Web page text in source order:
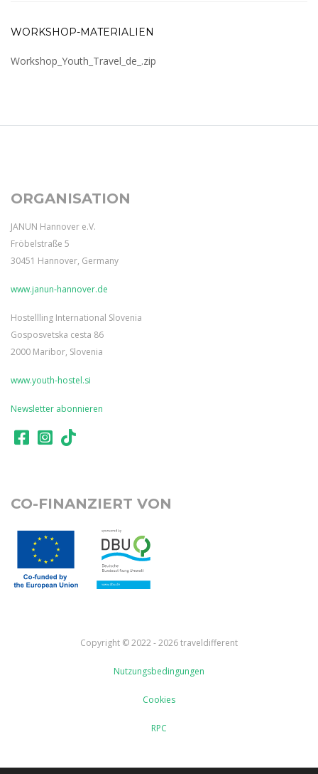
WORKSHOP-MATERIALIEN
Workshop_Youth_Travel_de_.zip
ORGANISATION
JANUN Hannover e.V.
Fröbelstraße 5
30451 Hannover, Germany
www.janun-hannover.de
Hostellling International Slovenia
Gosposvetska cesta 86
2000 Maribor, Slovenia
www.youth-hostel.si
Newsletter abonnieren
CO-FINANZIERT VON
Copyright © 2022 - 2026 traveldifferent
Nutzungsbedingungen
Cookies
RPC